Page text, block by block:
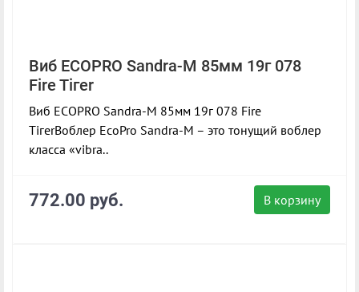
Виб ECOPRO Sandra-M 85мм 19г 078
Fire Tiгer
Виб ECOPRO Sandra-M 85мм 19г 078 Fire
TiгerВоблер EcoPro Sandra-M – это тонущий воблер
класса «vibra..
В корзину
772.00 руб.